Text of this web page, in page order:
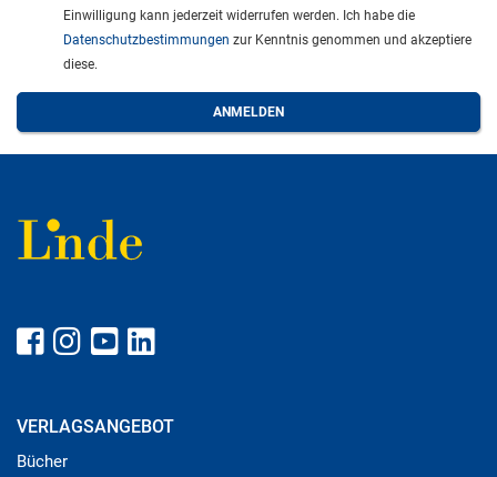
Einwilligung kann jederzeit widerrufen werden. Ich habe die
Datenschutzbestimmungen zur Kenntnis genommen und akzeptiere
diese.
VERLAGSANGEBOT
Bücher